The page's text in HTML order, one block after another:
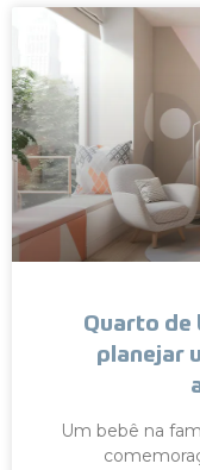
Quarto de
planejar
Um bebê na